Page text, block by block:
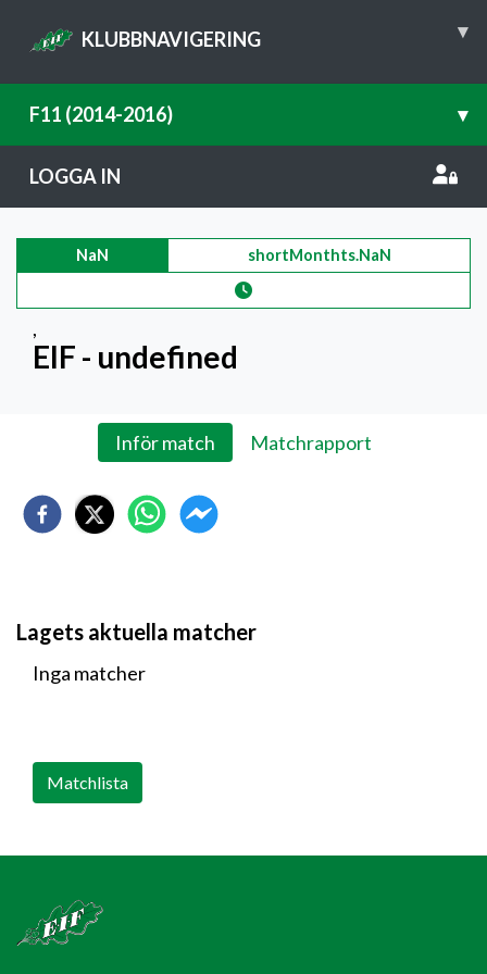
KLUBBNAVIGERING ▾
F11 (2014-2016) ▾
LOGGA IN
NaN shortMonthts.NaN
,
EIF - undefined
Inför match Matchrapport
Lagets aktuella matcher
Inga matcher
Matchlista